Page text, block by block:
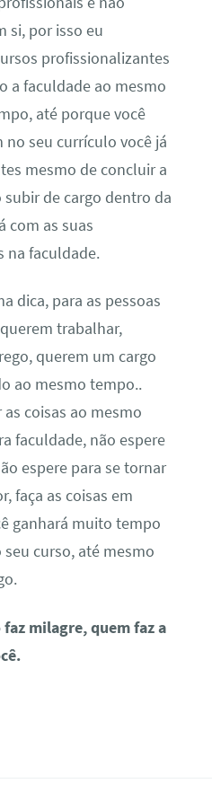
si, por isso eu
profissionalizantes
a faculdade ao mesmo
até porque você
seu currículo você já
mesmo de concluir a
de cargo dentro da
com as suas
na faculdade.
dica, para as pessoas
trabalhar,
querem um cargo
ao mesmo tempo..
coisas ao mesmo
faculdade, não espere
espere para se tornar
faça as coisas em
ganhará muito tempo
curso, até mesmo
milagre, quem faz a